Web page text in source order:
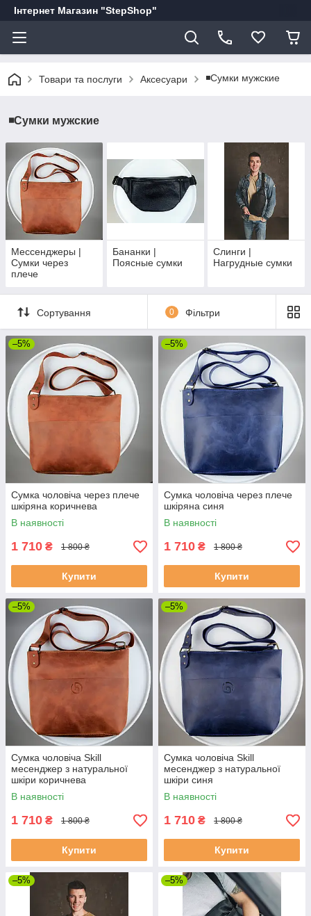
Інтернет Магазин "StepShop"
Товари та послуги Аксесуари ◾️Сумки мужские
◾️Сумки мужские
Мессенджеры |
Сумки через
плече
Бананки |
Поясные сумки
Слинги |
Нагрудные сумки
Сортування 0 Фільтри
–5%
Сумка чоловіча через плече
шкіряна коричнева
В наявності
1 710 ₴ 1 800 ₴
Купити
–5%
Сумка чоловіча через плече
шкіряна синя
В наявності
1 710 ₴ 1 800 ₴
Купити
–5%
Сумка чоловіча Skill
месенджер з натуральної
шкіри коричнева
В наявності
1 710 ₴ 1 800 ₴
Купити
–5%
Сумка чоловіча Skill
месенджер з натуральної
шкіри синя
В наявності
1 710 ₴ 1 800 ₴
Купити
–5% –5%